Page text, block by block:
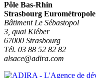
Pôle Bas-Rhin
Strasbourg Eurométropole
Bâtiment Le Sébastopol
3, quai Kléber
67000 Strasbourg
Tél. 03 88 52 82 82
alsace@adira.com